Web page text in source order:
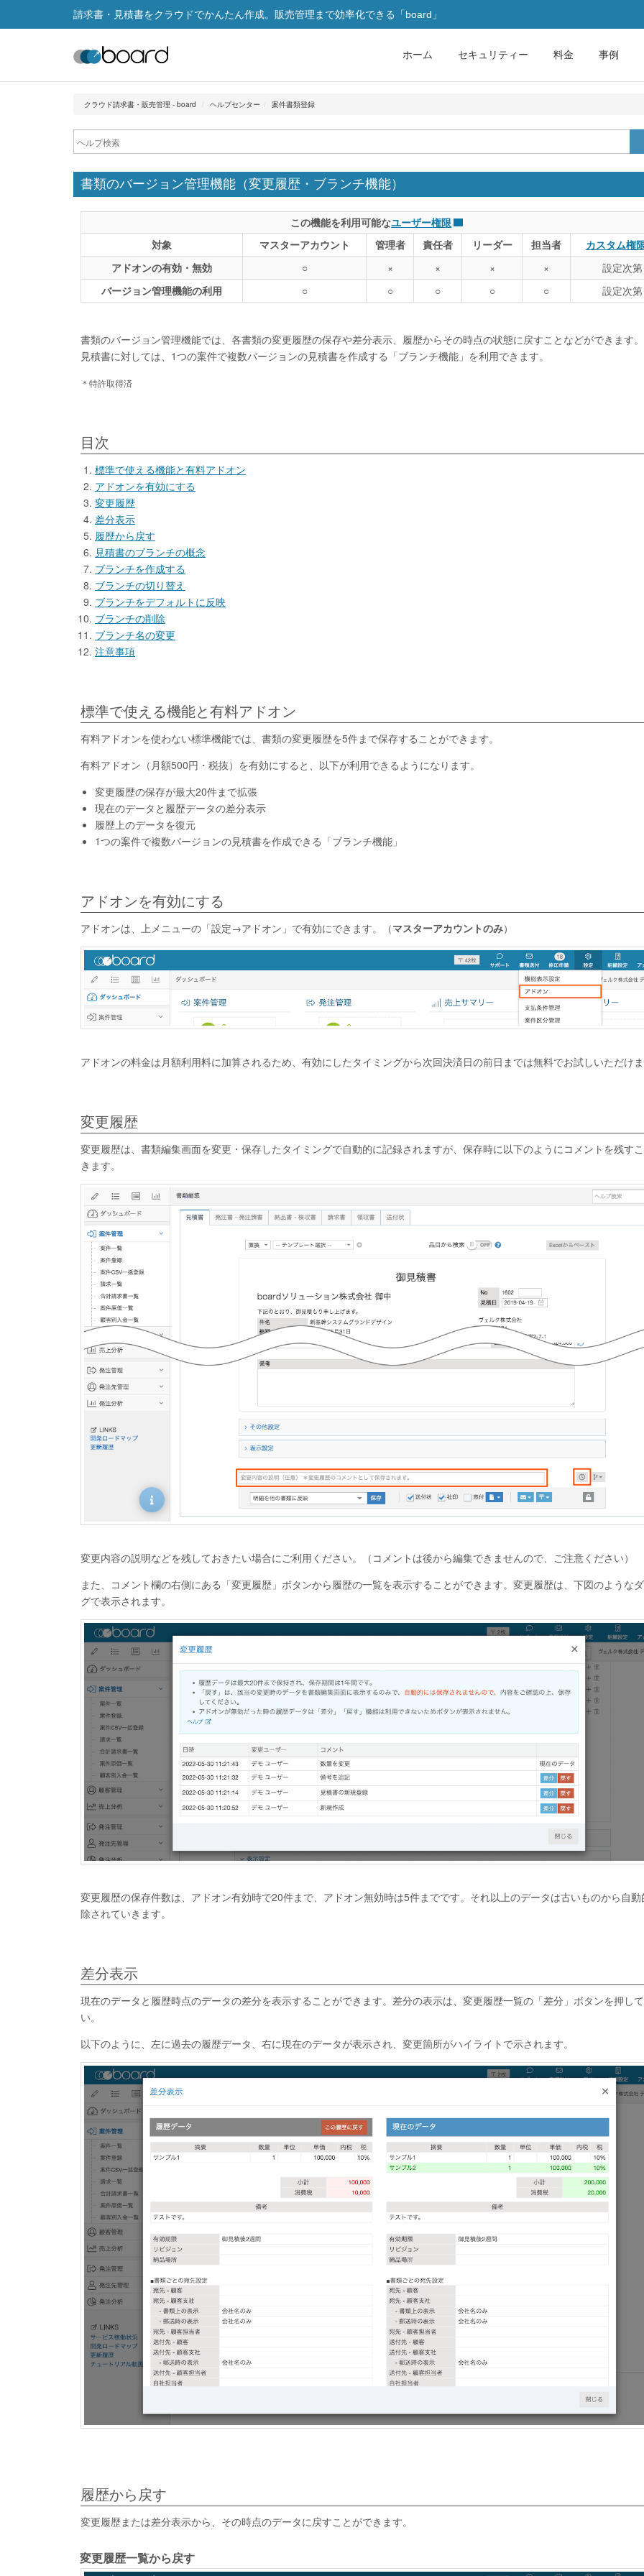
請求書・見積書をクラウドでかんたん作成。販売管理まで効率化できる「board」
ホーム セキュリティー 料金 事例
クラウド請求書・販売管理 - board ヘルプセンター 案件書類登録
書類のバージョン管理機能（変更履歴・ブランチ機能）
この機能を利用可能なユーザー権限
対象
マスターアカウント 管理者 責任者 リーダー 担当者
カスタム権
アドオンの有効・無効
○ × × × ×
設定次第
バージョン管理機能の利用
○ ○ ○ ○ ○ 設定次第
書類のバージョン管理機能では、各書類の変更履歴の保存や差分表示、履歴からその時点の状態に戻すことなどができます
見積書に対しては、1つの案件で複数バージョンの見積書を作成する「ブランチ機能」を利用できます。
＊特許取得済
目次
標準で使える機能と有料アドオン
アドオンを有効にする
変更履歴
差分表示
履歴から戻す
見積書のブランチの概念
ブランチを作成する
ブランチの切り替え
ブランチをデフォルトに反映
ブランチの削除
ブランチ名の変更
注意事項
標準で使える機能と有料アドオン
有料アドオンを使わない標準機能では、書類の変更履歴を5件まで保存することができます。
有料アドオン（月額500円・税抜）を有効にすると、以下が利用できるようになります。
変更履歴の保存が最大20件まで拡張
現在のデータと履歴データの差分表示
履歴上のデータを復元
1つの案件で複数バージョンの見積書を作成できる「ブランチ機能」
アドオンを有効にする
アドオンは、上メニューの「設定→アドオン」で有効にできます。（マスターアカウントのみ）
アドオンの料金は月額利用料に加算されるため、有効にしたタイミングから次回決済日の前日までは無料でお試しいただけ
変更履歴
変更履歴は、書類編集画面を変更・保存したタイミングで自動的に記録されますが、保存時に以下のようにコメントを残す
きます。
変更内容の説明などを残しておきたい場合にご利用ください。（コメントは後から編集できませんので、ご注意ください）
また、コメント欄の右側にある「変更履歴」ボタンから履歴の一覧を表示することができます。変更履歴は、下図のような
グで表示されます。
変更履歴の保存件数は、アドオン有効時で20件まで、アドオン無効時は5件までです。それ以上のデータは古いものから自
除されていきます。
差分表示
現在のデータと履歴時点のデータの差分を表示することができます。差分の表示は、変更履歴一覧の「差分」ボタンを押し
い。
以下のように、左に過去の履歴データ、右に現在のデータが表示され、変更箇所がハイライトで示されます。
履歴から戻す
変更履歴または差分表示から、その時点のデータに戻すことができます。
変更履歴一覧から戻す